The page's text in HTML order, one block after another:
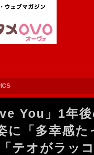
You」1年
に「多幸感た
テオがラッ